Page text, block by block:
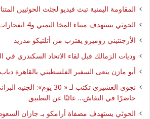
المقاومة اليمنية تبث فيديو لجثث الحوثيين
الحوثي يستهدف ميناء المخا اليمني و4 انفجارات تهز المدينة
الأرجنتيني روميرو يقترب من أتلتيكو مدريد
وديات الزمالك قبل لقاء الاتحاد السكندري في
أبو مازن ينعى السفير الفلسطيني بالقاهرة
نجوى العشيري تكتب لـ « 30
حاضرًا في النقاش… غائبًا عن التطبيق
الحوثي يستهدف مصفاة أرامكو بـ جازان